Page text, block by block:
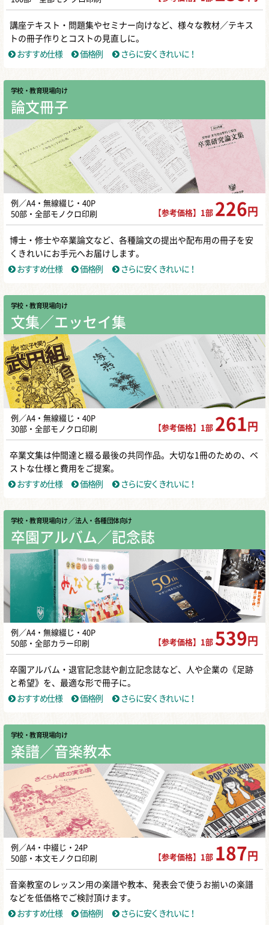
講座テキスト・問題集やセミナー向けなど、様々な教材／テキス
トの冊子作りとコストの見直しに。
おすすめ仕様
価格例 さらに安くきれいに！
学校・教育現場向け
論文冊子
例／A4・無線綴じ・40P
50部・全部モノクロ印刷
【参考価格】1部 226 円
博士・修士や卒業論文など、各種論文の提出や配布用の冊子を安
くきれいにお手元へお届けします。
おすすめ仕様
価格例 さらに安くきれいに！
学校・教育現場向け
文集／エッセイ集
例／A4・無線綴じ・40P
30部・全部モノクロ印刷
【参考価格】1部 261 円
卒業文集は仲間達と綴る最後の共同作品。大切な1冊のための、ベ
ストな仕様と費用をご提案。
おすすめ仕様
価格例 さらに安くきれいに！
学校・教育現場向け ／ 法人・各種団体向け
卒園アルバム／記念誌
例／A4・無線綴じ・40P
50部・全部カラー印刷
【参考価格】1部 539 円
卒園アルバム・退官記念誌や創立記念誌など、人や企業の《足跡
と希望》を、最適な形で冊子に。
おすすめ仕様
価格例 さらに安くきれいに！
学校・教育現場向け
楽譜／音楽教本
例／A4・中綴じ・24P
50部・本文モノクロ印刷
【参考価格】1部 187 円
音楽教室のレッスン用の楽譜や教本、発表会で使うお揃いの楽譜
などを低価格でご検討頂けます。
おすすめ仕様
価格例 さらに安くきれいに！